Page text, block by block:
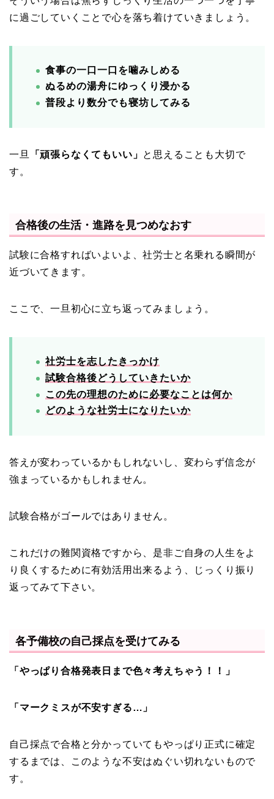
に過ごしていくことで心を落ち着けていきましょう。
食事の一口一口を噛みしめる
ぬるめの湯舟にゆっくり浸かる
普段より数分でも寝坊してみる
一旦 「頑張らなくてもいい」 と思えることも大切で
す。
合格後の生活・進路を見つめなおす
試験に合格すればいよいよ、社労士と名乗れる瞬間が
近づいてきます。
ここで、一旦初心に立ち返ってみましょう。
社労士を志したきっかけ
試験合格後どうしていきたいか
この先の理想のために必要なことは何か
どのような社労士になりたいか
答えが変わっているかもしれないし、変わらず信念が
強まっているかもしれません。
試験合格がゴールではありません。
これだけの難関資格ですから、是非ご自身の人生をよ
り良くするために有効活用出来るよう、じっくり振り
返ってみて下さい。
各予備校の自己採点を受けてみる
「やっぱり合格発表日まで色々考えちゃう！！」
「マークミスが不安すぎる…」
自己採点で合格と分かっていてもやっぱり正式に確定
するまでは、このような不安はぬぐい切れないもので
す。